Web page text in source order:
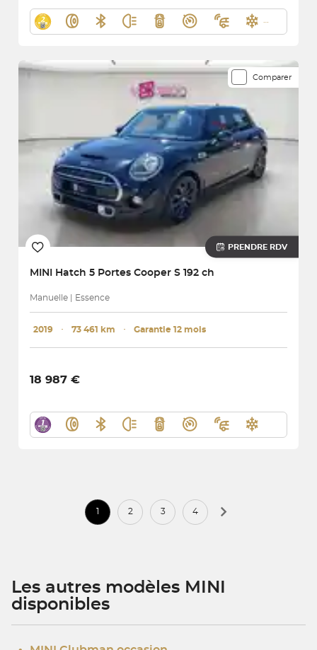
Comparer
PRENDRE RDV
MINI Hatch 5 Portes Cooper S 192 ch
Manuelle | Essence
2019 ･ 73 461 km ･ Garantie 12 mois
18 987 €
1 2 3 4
Les autres modèles MINI
disponibles